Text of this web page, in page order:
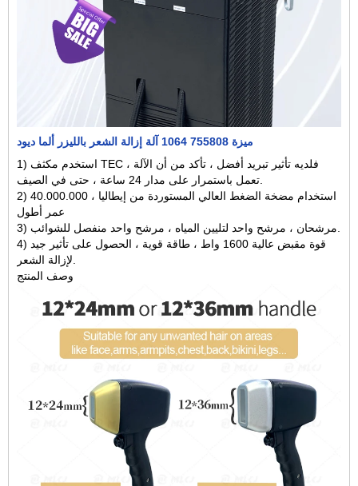
ميزة 755808 1064 آلة إزالة الشعر بالليزر ألما ديود
1) استخدم مكثف TEC ، فلديه تأثير تبريد أفضل ، تأكد من أن الآلة
تعمل باستمرار على مدار 24 ساعة ، حتى في الصيف.
2) استخدام مضخة الضغط العالي المستوردة من إيطاليا ، 40.000.000
عمر أطول
3) مرشحان ، مرشح واحد لتليين المياه ، مرشح واحد منفصل للشوائب.
4) قوة مقبض عالية 1600 واط ، طاقة قوية ، الحصول على تأثير جيد
لإزالة الشعر.
وصف المنتج